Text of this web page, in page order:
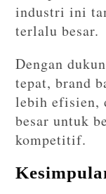
industri ini
terlalu besar.
Dengan
tepat, brand
lebih efisien,
besar untuk
kompetitif.